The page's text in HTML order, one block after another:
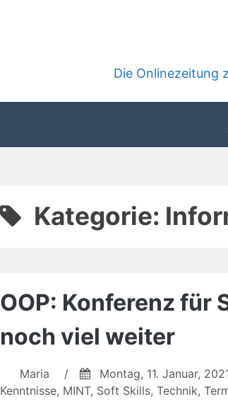
Die Onlinezeitung
Kategorie:
OOP: Konferenz
noch viel weiter
Maria / Montag, 11. Januar,
Kenntnisse, MINT, Soft Skills, Technik,